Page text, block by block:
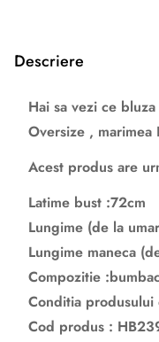
Descriere
Hai sa vezi ce
Oversize ,
Acest produs are
Latime bust :72cm
Lungime (de la
Lungime maneca
Compozitie :bumbac
Conditia produsului
Cod produs :